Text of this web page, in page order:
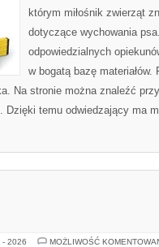
którym miłośnik zwierząt
dotyczące wychowania
odpowiedzialnych
w bogatą bazę
Na stronie można znaleźć
Dzięki temu odwiedzający ma
- 2026 MOŻLIWOŚĆ